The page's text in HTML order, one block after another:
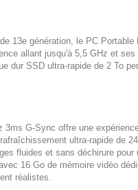
13e génération, le PC
allant jusqu'à 5,5 GHz et
dur SSD ultra-rapide de 2 To
3ms G-Sync offre une
ultra-rapide de
fluides et sans déchirure
16 Go de mémoire vidéo
réalistes.